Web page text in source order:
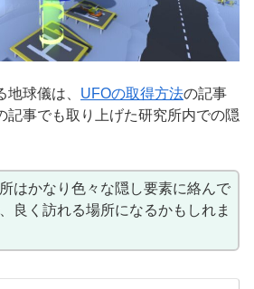
球儀は、 UFOの取得方法の記事
記事でも取り上げた研究所内での隠
はかなり色々な隠し要素に絡んで
良く訪れる場所になるかもしれま